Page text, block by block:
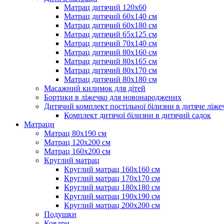
Матрац дитячий 120х60
Матрац дитячий 60х140 см
Матрац дитячий 60х180 см
Матрац дитячий 65х125 см
Матрац дитячий 70х140 см
Матрац дитячий 80х160 см
Матрац дитячий 80х165 см
Матрац дитячий 80х170 см
Матрац дитячий 80х180 см
Масажний килимок для дітей
Бортики в ліжечко для новонароджених
Дитячий комплект постільної білизни в дитяче
Комплект дитячої білизни в дитячий садок
Матраци
Матрац 80х190 см
Матрац 120х200 см
Матрац 160х200 см
Круглий матрац
Круглий матрац 160х160 см
Круглий матрац 170х170 см
Круглий матрац 180х180 см
Круглий матрац 190х190 см
Круглий матрац 200х200 см
Подушки